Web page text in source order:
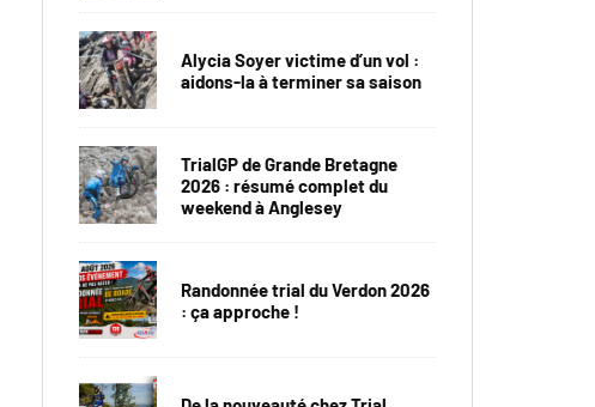
Alycia Soyer victime d’un vol :
aidons-la à terminer sa saison
TrialGP de Grande Bretagne
2026 : résumé complet du
weekend à Anglesey
Randonnée trial du Verdon 2026
: ça approche !